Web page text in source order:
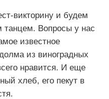
викторину и будем
танцем. Вопросы у нас
известное
из виноградных
нравится. И еще
хлеб, его пекут в